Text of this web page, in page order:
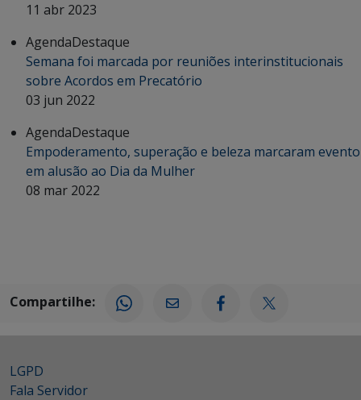
11 abr 2023
AgendaDestaque
Semana foi marcada por reuniões interinstitucionais
sobre Acordos em Precatório
03 jun 2022
AgendaDestaque
Empoderamento, superação e beleza marcaram evento
em alusão ao Dia da Mulher
08 mar 2022
Compartilhe:
LGPD
Fala Servidor